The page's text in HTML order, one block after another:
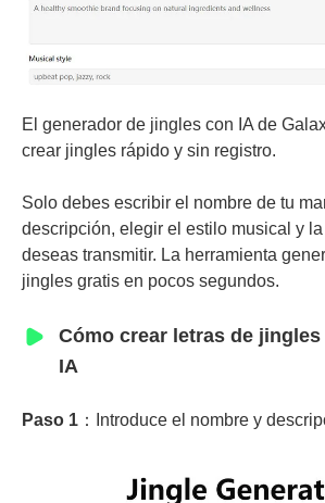
El generador de jingles con IA de
crear jingles rápido y sin registro.
Solo debes escribir el nombre de tu
descripción, elegir el estilo musical y
deseas transmitir. La herramienta
jingles gratis en pocos segundos.
Cómo crear letras de
IA
Paso 1 ：Introduce el nombre y